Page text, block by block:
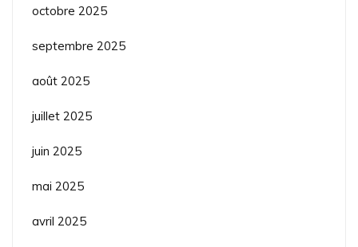
octobre 2025
septembre 2025
août 2025
juillet 2025
juin 2025
mai 2025
avril 2025